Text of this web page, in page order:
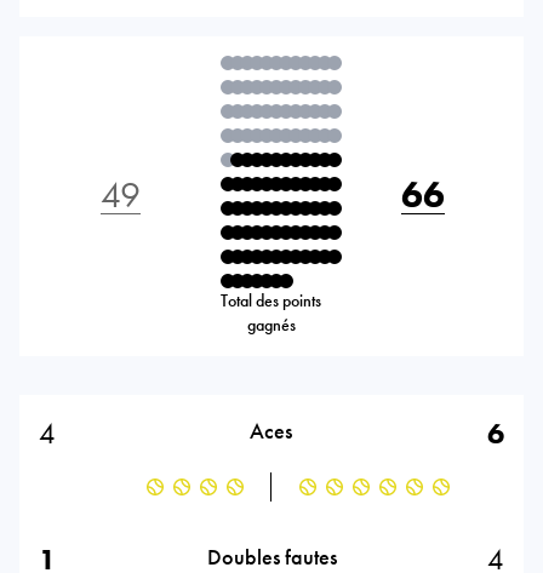
49
Total des points
gagnés
66
4 Aces 6
1 Doubles fautes 4